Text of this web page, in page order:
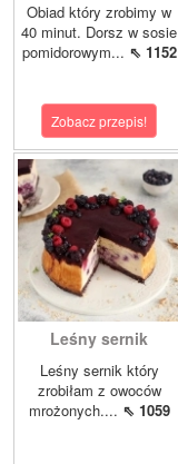
Obiad który zrobimy w
40 minut. Dorsz w sosie
pomidorowym... ⇖ 1152
Zobacz przepis!
Leśny sernik
Leśny sernik który
zrobiłam z owoców
mrożonych.... ⇖ 1059